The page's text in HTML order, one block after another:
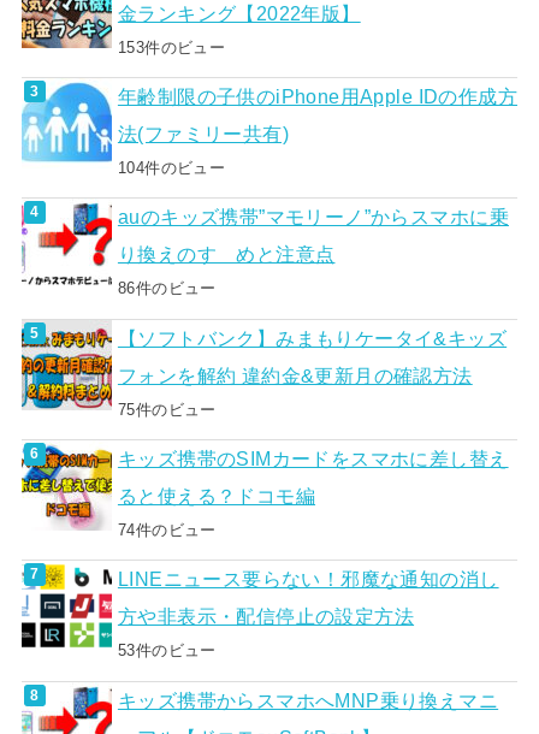
金ランキング【2022年版】
153件のビュー
年齢制限の子供のiPhone用Apple IDの作成方
法(ファミリー共有)
104件のビュー
auのキッズ携帯”マモリーノ”からスマホに乗
り換えのすゝめと注意点
86件のビュー
【ソフトバンク】みまもりケータイ&キッズ
フォンを解約 違約金&更新月の確認方法
75件のビュー
キッズ携帯のSIMカードをスマホに差し替え
ると使える？ドコモ編
74件のビュー
LINEニュース要らない！邪魔な通知の消し
方や非表示・配信停止の設定方法
53件のビュー
キッズ携帯からスマホへMNP乗り換えマニ